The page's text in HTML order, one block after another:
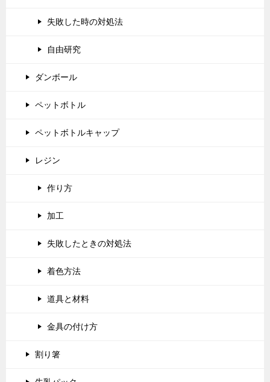
失敗した時の対処法
自由研究
ダンボール
ペットボトル
ペットボトルキャップ
レジン
作り方
加工
失敗したときの対処法
着色方法
道具と材料
金具の付け方
割り箸